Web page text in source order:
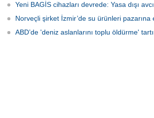
Yeni BAGİS cihazları devrede: Yasa dışı
Norveçli şirket İzmir’de su ürünleri pazarına
ABD’de 'deniz aslanlarını toplu öldürme'